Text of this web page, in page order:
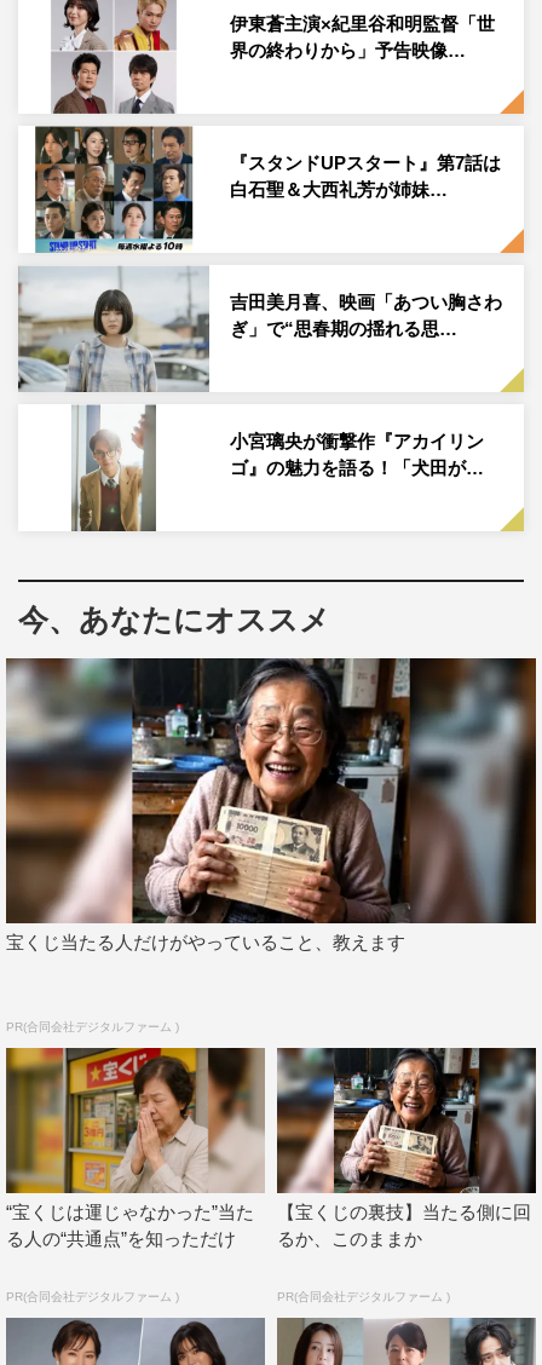
務する、真面目さ故にちょっと不器用な女性。入省1年目
では、母と生き別れたベトナム人妊婦との出会いから、誰
かの役に立つこの仕事にやりがいを持ち、より一層、外務
省員としての志も高くなった。
そして入省2年目。首席事務官の玉木（田中幸太朗）に呼
ばれたみづきは、あるプロジェクトへの参加を指示され
る。それは、学生を対象にした「防災」がテーマのプロジ
ェクトで、監修を務めるJICA防災分野特別顧問の松谷
（星田英利）の講義を聞きに行ったみづきは、東日本大震
災を経験した大学生の里奈（吉田美月喜）と出会う。
被災者である里奈は、幼少期に経験した東日本大震災の大
きな傷が残ったままで、周囲と打ち解けずにいた。どうに
かプロジェクトを成功させたいみづきは、必死に学生たち
と向き合うが、大震災のトラウマを抱える里奈は感情を抑
石聖、幼い頃に東日本大震災を経験した大学生役に吉田美
月喜、防災分野のプロフェッショナル・松谷役に星田英
利。さらに小宮璃央、乃緑、中本大賀（円神）、好井まさ
お、阿南敦子、田中幸太朗が共演し、又吉直樹（ピース）
がナビゲーターを担当する。白石、吉田、星田、又吉のコ
メントは以下掲載。
白石聖（吉沢みづき役）コメント
伊東蒼主演×紀里谷和明監督「世
界の終わりから」予告映像…
『スタンドUPスタート』第7話は
白石聖＆大西礼芳が姉妹…
吉田美月喜、映画「あつい胸さわ
ぎ」で“思春期の揺れる思…
小宮璃央が衝撃作『アカイリン
ゴ』の魅力を語る！「犬田が…
今、あなたにオススメ
宝くじ当たる人だけがやっていること、教えます
PR(合同会社デジタルファーム )
“宝くじは運じゃなかった”当た
る人の“共通点”を知っただけ
PR(合同会社デジタルファーム )
【宝くじの裏技】当たる側に回
るか、このままか
PR(合同会社デジタルファーム )